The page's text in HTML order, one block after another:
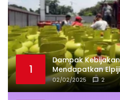
1
Dampak
Mendapatkan
02/02/2025 2